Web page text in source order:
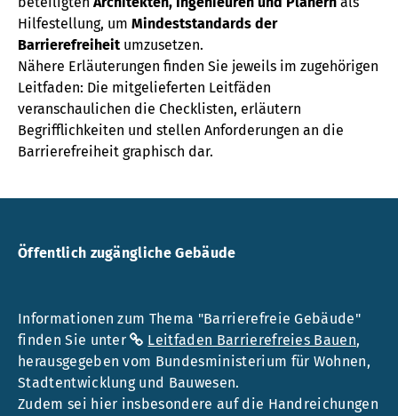
Hilfestellung, um Mindeststandards der
Barrierefreiheitumzusetzen.
Nähere Erläuterungen finden Sie jeweils im zugehörigen
Leitfaden: Die mitgelieferten Leitfäden
veranschaulichen die Checklisten, erläutern
Begrifflichkeiten und stellen Anforderungen an die
Barrierefreiheit graphisch dar.
Öffentlich zugängliche Gebäude
Informationen zum Thema "Barrierefreie Gebäude"
finden Sie unter
Leitfaden Barrierefreies Bauen,
herausgegeben vom Bundesministerium für Wohnen,
Stadtentwicklung und Bauwesen.
Zudem sei hier insbesondere auf die Handreichungen